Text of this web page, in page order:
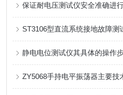
保证耐电压测试仪安全准确进
ST3106型直流系统接地故障测
静电电位测试仪其具体的操作
ZY5068手持电平振荡器主要技